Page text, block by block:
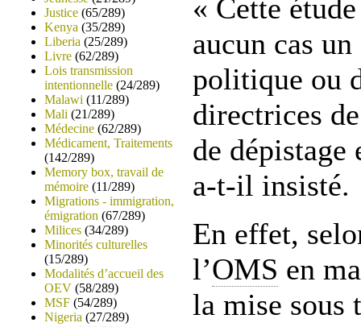
Justice (65/289)
Kenya (35/289)
Liberia (25/289)
Livre (62/289)
Lois transmission
intentionnelle (24/289)
Malawi (11/289)
Mali (21/289)
Médecine (62/289)
Médicament, Traitements
(142/289)
Memory box, travail de
mémoire (11/289)
Migrations - immigration,
émigration (67/289)
Milices (34/289)
Minorités culturelles
(15/289)
Modalités d’accueil des
OEV (58/289)
MSF (54/289)
Nigeria (27/289)
« Cette
aucun cas
politique ou
directrices
de dépistage
a-t-il insisté.
En effet,
l’OMS en
la mise sous